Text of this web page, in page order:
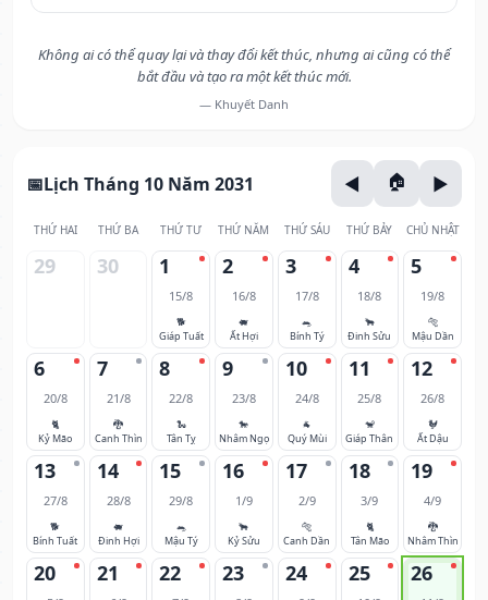
Không ai có thể quay lại và thay đổi kết thúc, nhưng ai cũng có thể
bắt đầu và tạo ra một kết thúc mới.
— Khuyết Danh
Lịch Tháng 10 Năm 2031
THỨ HAI THỨ BA THỨ TƯ THỨ NĂM THỨ SÁU THỨ BẢY CHỦ NHẬT
29 30 1
15/8
🐕
Giáp Tuất
2
16/8
🐖
Ất Hợi
3
17/8
🐀
Bính Tý
4
18/8
🐂
Đinh Sửu
5
19/8
🐅
Mậu Dần
6
20/8
🐈
Kỷ Mão
7
21/8
🐉
Canh Thìn
8
22/8
🐍
Tân Tỵ
9
23/8
🐎
Nhâm Ngọ
10
24/8
🐐
Quý Mùi
11
25/8
🐒
Giáp Thân
12
26/8
🐓
Ất Dậu
13
27/8
🐕
Bính Tuất
14
28/8
🐖
Đinh Hợi
15
29/8
🐀
Mậu Tý
16
1/9
🐂
Kỷ Sửu
17
2/9
🐅
Canh Dần
18
3/9
🐈
Tân Mão
19
4/9
🐉
Nhâm Thìn
20 21 22 23 24 25 26